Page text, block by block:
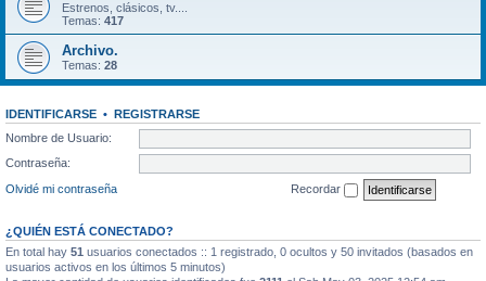
Estrenos, clásicos, tv....
Temas: 417
Archivo.
Temas: 28
IDENTIFICARSE • REGISTRARSE
Nombre de Usuario:
Contraseña:
Olvidé mi contraseña
Recordar
¿QUIÉN ESTÁ CONECTADO?
En total hay 51 usuarios conectados :: 1 registrado, 0 ocultos y 50 invitados (basados en
usuarios activos en los últimos 5 minutos)